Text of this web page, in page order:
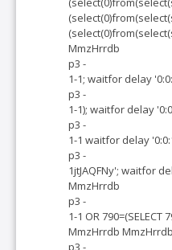
MmzHrrdb
p3 -
1-1; waitfor delay
p3 -
1-1); waitfor delay
p3 -
1-1 waitfor delay
p3 -
1jtJAQFNy'; waitfor
MmzHrrdb
p3 -
1-1 OR 790=(SELECT
MmzHrrdb MmzHrrdb
p3 -